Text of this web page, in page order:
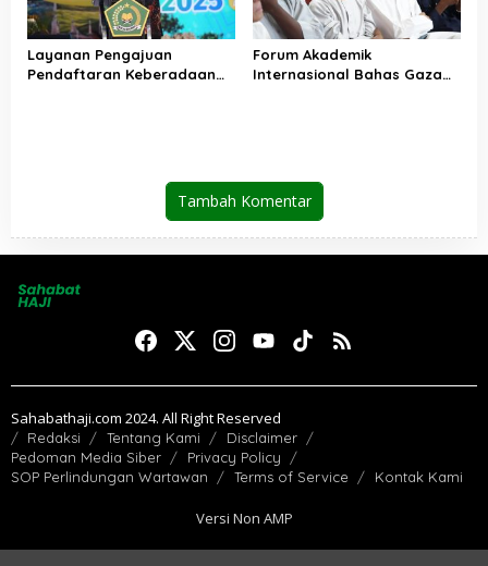
Layanan Pengajuan
Pendaftaran Keberadaan
Forum Akademik
Internasional Bahas Gaza
Tambah Komentar
Sahabathaji.com 2024. All Right Reserved
Redaksi Tentang Kami
Disclaimer
Pedoman Media Siber
Privacy Policy
SOP Perlindungan Wartawan
Terms of Service Kontak Kami
Versi Non AMP